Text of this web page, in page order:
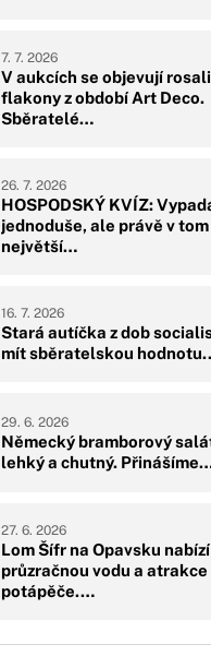
V aukcích se objevují
flakony z období Art Deco.
Sběratelé…
7. 7. 2026
HOSPODSKÝ KVÍZ:
jednoduše, ale právě v
největší…
26. 7. 2026
Stará autíčka z dob
mít sběratelskou
16. 7. 2026
Německý bramborový
lehký a chutný.
29. 6. 2026
Lom Šífr na Opavsku nabízí
průzračnou vodu a atrakce
potápěče.…
27. 6. 2026